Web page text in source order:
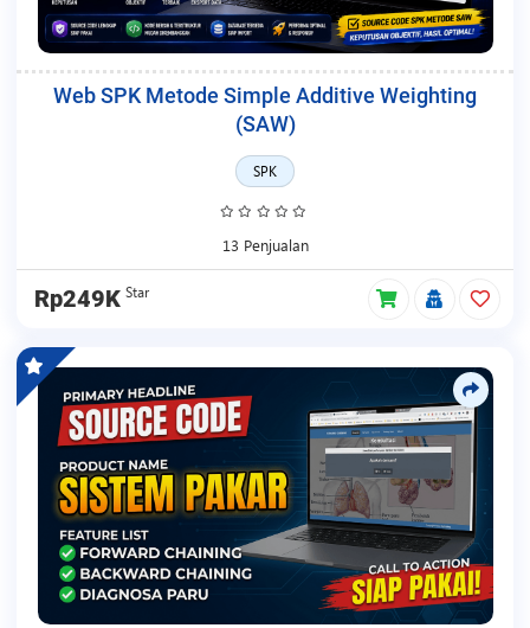
Web SPK Metode Simple Additive Weighting
(SAW)
SPK
13 Penjualan
Rp249K Star